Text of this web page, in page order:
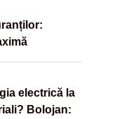
electrică la
Bolojan: